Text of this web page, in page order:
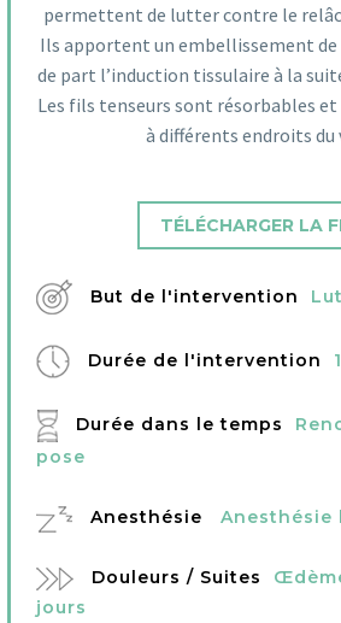
permettent de lutter contre le
Ils apportent un embellissement de
de part l’induction tissulaire à la
Les fils tenseurs sont résorbables
à différents endroits du
TÉLÉCHARGER LA
But de l'intervention
Durée de l'intervention
Durée dans le temps
pose
Anesthésie Anesthésie
Douleurs / Suites
jours